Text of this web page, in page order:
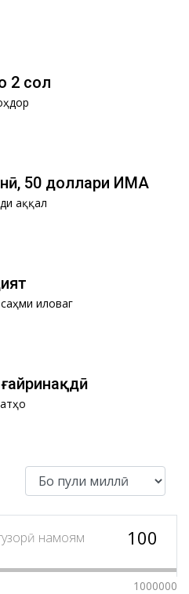
2 сол
50 доллари ИМА
аққал
иловагӣ
намоям 100
1000000